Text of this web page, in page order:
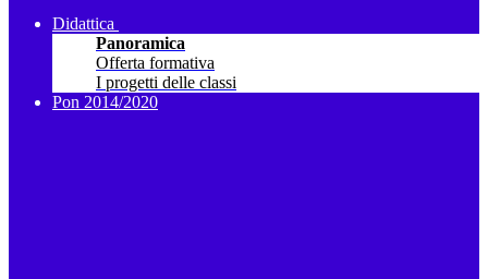
Didattica
Panoramica
Offerta formativa
I progetti delle classi
Pon 2014/2020